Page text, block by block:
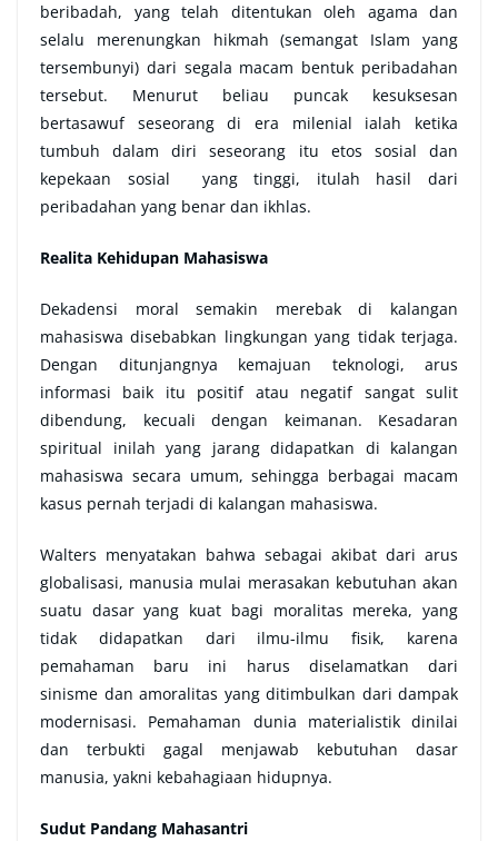
beribadah, yang telah ditentukan oleh agama dan
selalu merenungkan hikmah (semangat Islam yang
tersembunyi) dari segala macam bentuk peribadahan
tersebut. Menurut beliau puncak kesuksesan
bertasawuf
seseorang di era milenial ialah ketika
tumbuh dalam diri seseorang itu etos sosial dan
kepekaan sosial yang tinggi, itulah hasil dari
peribadahan yang benar dan ikhlas.
Realita Kehidupan Mahasiswa
Dekadensi moral semakin merebak di kalangan
mahasiswa disebabkan lingkungan yang tidak terjaga.
Dengan ditunjangnya kemajuan teknologi, arus
informasi baik itu positif atau negatif sangat sulit
dibendung, kecuali dengan keimanan. Kesadaran
spiritual inilah yang jarang didapatkan di kalangan
mahasiswa secara umum, sehingga berbagai macam
kasus pernah terjadi di kalangan mahasiswa.
Walters menyatakan bahwa sebagai akibat dari arus
globalisasi, manusia mulai merasakan kebutuhan akan
suatu dasar yang kuat bagi moralitas mereka, yang
tidak didapatkan dari ilmu-ilmu fisik, karena
pemahaman baru ini harus diselamatkan dari
sinisme dan amoralitas yang ditimbulkan dari dampak
modernisasi. Pemahaman dunia materialistik dinilai
dan terbukti gagal menjawab kebutuhan dasar
manusia, yakni kebahagiaan hidupnya.
Sudut Pandang Mahasantri